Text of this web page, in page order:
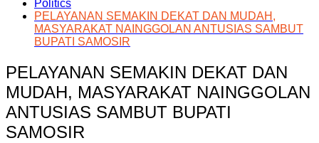
Politics
PELAYANAN SEMAKIN DEKAT DAN MUDAH,
MASYARAKAT NAINGGOLAN ANTUSIAS SAMBUT
BUPATI SAMOSIR
PELAYANAN SEMAKIN DEKAT DAN
MUDAH, MASYARAKAT NAINGGOLAN
ANTUSIAS SAMBUT BUPATI
SAMOSIR